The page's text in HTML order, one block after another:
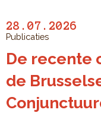
28.07.2026
Publicaties
De recente
de